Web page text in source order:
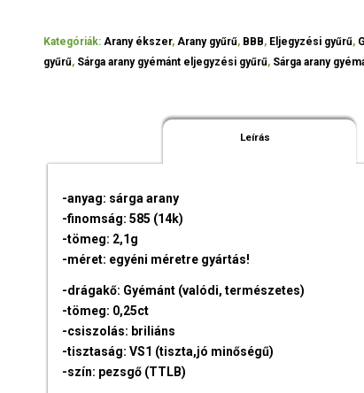
Kategóriák:Arany ékszer,Arany gyűrű, BBB, Eljegyzési gyűrű,
gyűrű, Sárga arany gyémánt eljegyzési gyűrű, Sárga arany
Leírás
-anyag: sárga arany
-finomság: 585 (14k)
-tömeg: 2,1g
-méret: egyéni méretre gyártás!
-drágakő: Gyémánt (valódi, természetes)
-tömeg: 0,25ct
-csiszolás: briliáns
-tisztaság: VS1 (tiszta,jó minőségű)
-szín: pezsgő (TTLB)